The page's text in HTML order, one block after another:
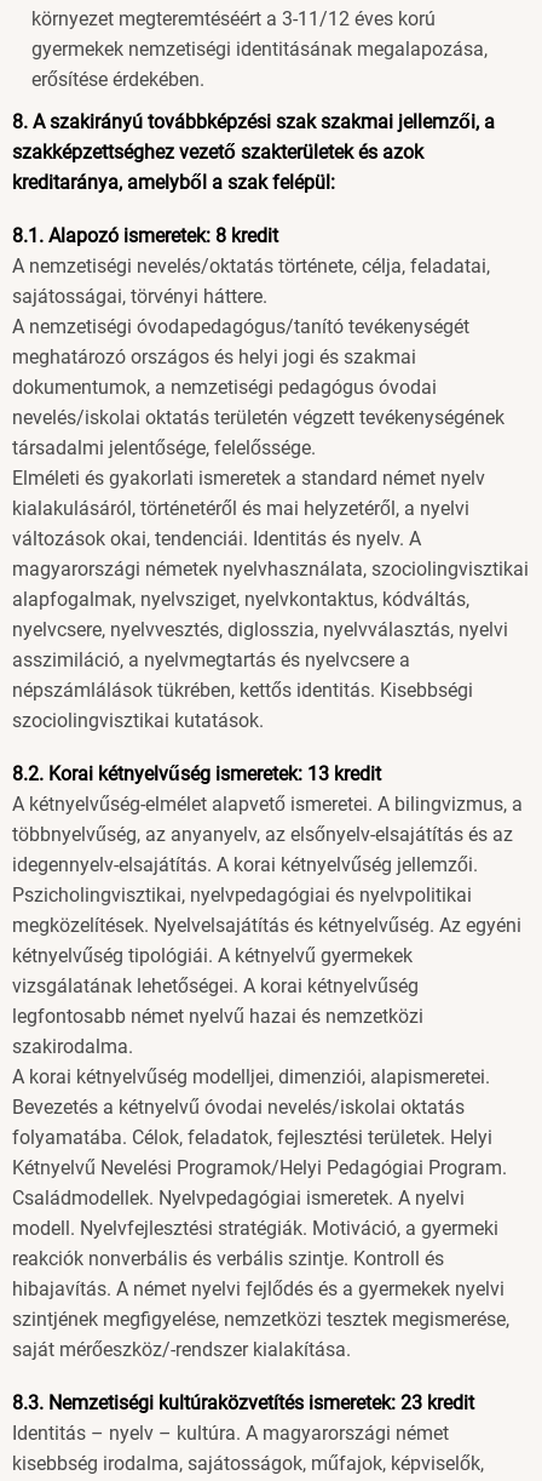
környezet megteremtéséért a 3-11/12 éves korú
gyermekek nemzetiségi identitásának megalapozása,
erősítése érdekében.
8. A szakirányú továbbképzési szak szakmai jellemzői, a
szakképzettséghez vezető szakterületek és azok
kreditaránya, amelyből a szak felépül:
8.1. Alapozó ismeretek: 8 kredit
A nemzetiségi nevelés/oktatás története, célja, feladatai,
sajátosságai, törvényi háttere.
A nemzetiségi óvodapedagógus/tanító tevékenységét
meghatározó országos és helyi jogi és szakmai
dokumentumok, a nemzetiségi pedagógus óvodai
nevelés/iskolai oktatás területén végzett tevékenységének
társadalmi jelentősége, felelőssége.
Elméleti és gyakorlati ismeretek a standard német nyelv
kialakulásáról, történetéről és mai helyzetéről, a nyelvi
változások okai, tendenciái. Identitás és nyelv. A
magyarországi németek nyelvhasználata, szociolingvisztikai
alapfogalmak, nyelvsziget, nyelvkontaktus, kódváltás,
nyelvcsere, nyelvvesztés, diglosszia, nyelvválasztás, nyelvi
asszimiláció, a nyelvmegtartás és nyelvcsere a
népszámlálások tükrében, kettős identitás. Kisebbségi
szociolingvisztikai kutatások.
8.2. Korai kétnyelvűség ismeretek: 13 kredit
A kétnyelvűség-elmélet alapvető ismeretei. A bilingvizmus, a
többnyelvűség, az anyanyelv, az elsőnyelv-elsajátítás és az
idegennyelv-elsajátítás. A korai kétnyelvűség jellemzői.
Pszicholingvisztikai, nyelvpedagógiai és nyelvpolitikai
megközelítések. Nyelvelsajátítás és kétnyelvűség. Az egyéni
kétnyelvűség tipológiái. A kétnyelvű gyermekek
vizsgálatának lehetőségei. A korai kétnyelvűség
legfontosabb német nyelvű hazai és nemzetközi
szakirodalma.
A korai kétnyelvűség modelljei, dimenziói, alapismeretei.
Bevezetés a kétnyelvű óvodai nevelés/iskolai oktatás
folyamatába. Célok, feladatok, fejlesztési területek. Helyi
Kétnyelvű Nevelési Programok/Helyi Pedagógiai Program.
Családmodellek. Nyelvpedagógiai ismeretek. A nyelvi
modell. Nyelvfejlesztési stratégiák. Motiváció, a gyermeki
reakciók nonverbális és verbális szintje. Kontroll és
hibajavítás. A német nyelvi fejlődés és a gyermekek nyelvi
szintjének megfigyelése, nemzetközi tesztek megismerése,
saját mérőeszköz/-rendszer kialakítása.
8.3. Nemzetiségi kultúraközvetítés ismeretek: 23 kredit
Identitás – nyelv – kultúra. A magyarországi német
kisebbség irodalma, sajátosságok, műfajok, képviselők,